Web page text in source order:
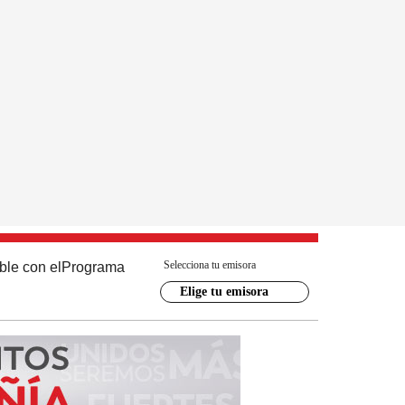
con el Programa Selecciona tu emisora
Elige tu emisora